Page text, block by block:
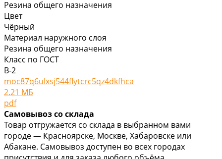
Резина общего назначения
Цвет
Чёрный
Материал наружного слоя
Резина общего назначения
Класс по ГОСТ
В-2
moc87q6ulxsj544flytcrc5qz4dkfhca
2.21 МБ
pdf
Самовывоз со склада
Товар отгружается со склада в выбранном вами
городе — Красноярске, Москве, Хабаровске или
Абакане. Самовывоз доступен во всех городах